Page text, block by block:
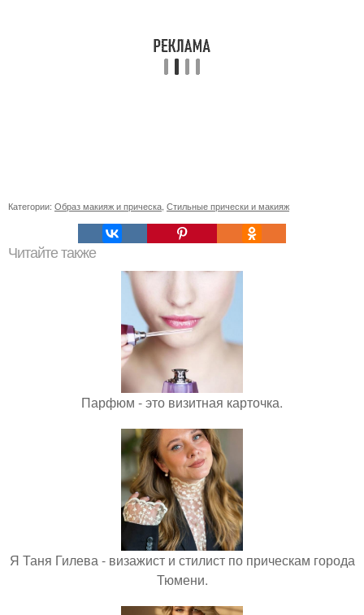
Категории: Образ макияж и прическа Стильные прически и макияж
Читайте также
Парфюм - это визитная карточка.
Я Таня Гилева - визажист и стилист по прическам города
Тюмени.